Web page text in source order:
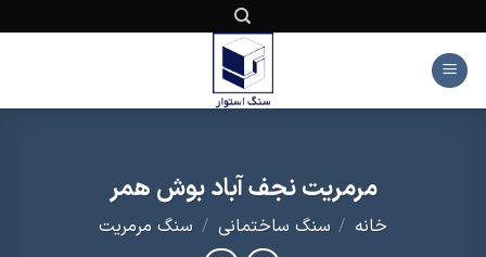
to
content
مرمریت نجف آباد بوش همر
خانه / سنگ ساختمانی / سنگ مرمریت